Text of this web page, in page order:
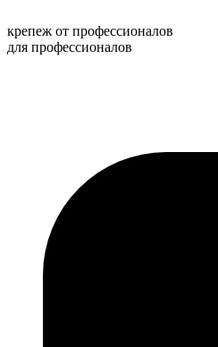
к
содержимому
крепеж от профессионалов
для профессионалов